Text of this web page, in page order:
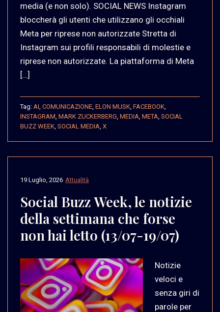
media (e non solo). SOCIAL NEWS Instagram
bloccherà gli utenti che utilizzano gli occhiali
Meta per riprese non autorizzate Stretta di
Instagram sui profili responsabili di molestie e
riprese non autorizzate. La piattaforma di Meta
[…]
Tag: AI COMUNICAZIONE ELON MUSK FACEBOOK
INSTAGRAM MARK ZUCKERBERG MEDIA META SOCIAL
BUZZ WEEK SOCIAL MEDIA X
Attualità
19 Luglio, 2026
Social Buzz Week, le notizie
della settimana che forse
non hai letto (13/07-19/07)
Notizie
veloci e
senza giri di
parole per